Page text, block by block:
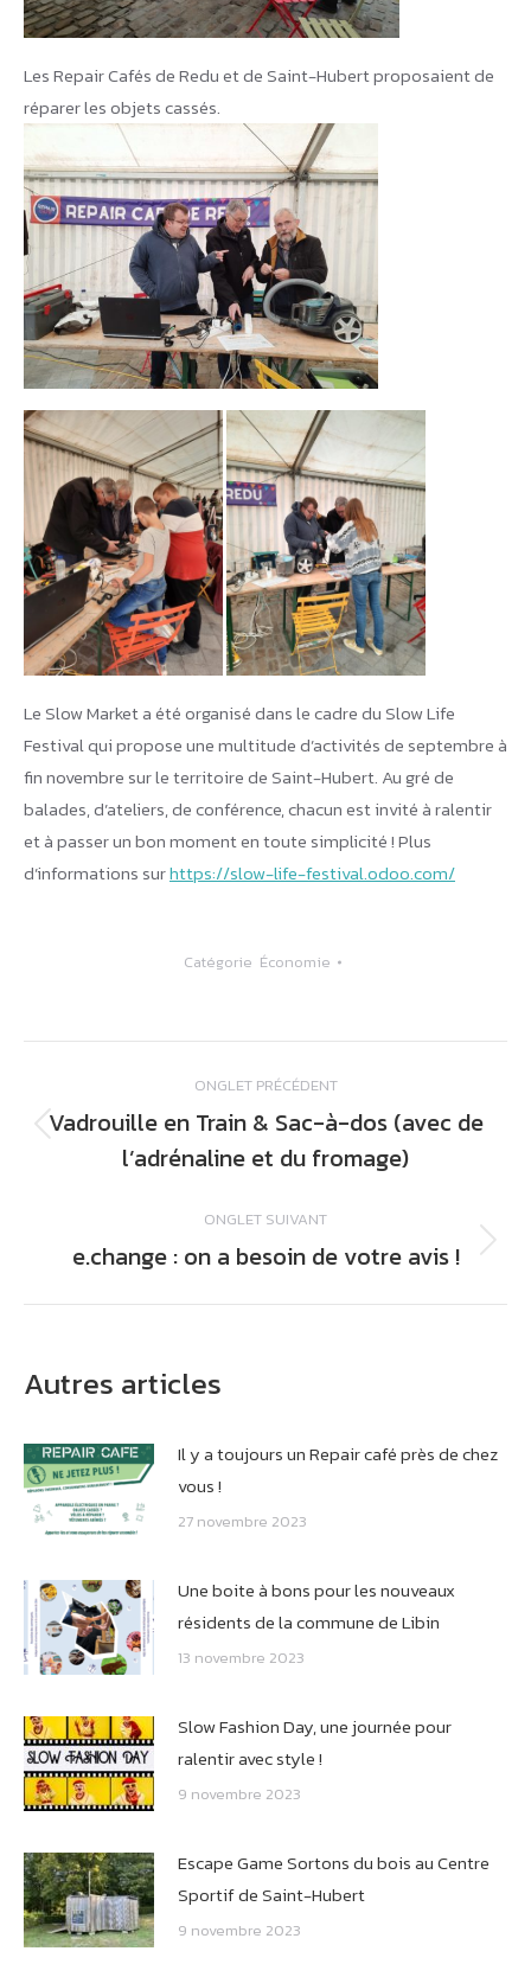
Les Repair Cafés de Redu et de Saint-Hubert proposaient de
réparer les objets cassés.
Le Slow Market a été organisé dans le cadre du Slow Life
Festival qui propose une multitude d’activités de septembre à
fin novembre sur le territoire de Saint-Hubert. Au gré de
balades, d’ateliers, de conférence, chacun est invité à ralentir
et à passer un bon moment en toute simplicité ! Plus
d’informations surhttps://slow-life-festival.odoo.com/
Catégorie Économie
de
commentaire
ONGLET PRÉCÉDENT
Onglet
précédent
Vadrouille en Train & Sac-à-dos (avec de
l’adrénaline et du fromage)
ONGLET SUIVANT
Onglet
e.change : on a besoin de votre avis !
Autres articles
Il y a toujours un Repair café près de chez
vous !
27 novembre 2023
Une boite à bons pour les nouveaux
résidents de la commune de Libin
13 novembre 2023
Slow Fashion Day, une journée pour
ralentir avec style !
9 novembre 2023
Escape Game Sortons du bois au Centre
Sportif de Saint-Hubert
9 novembre 2023